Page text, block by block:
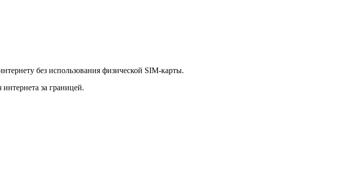
без использования физической SIM-карты.
за границей.